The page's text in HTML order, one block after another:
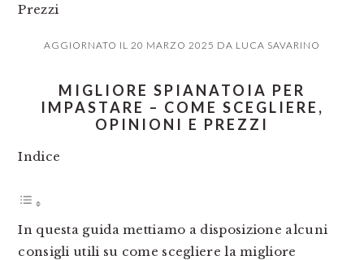
Prezzi
AGGIORNATO IL 20 MARZO 2025 DA LUCA SAVARINO
MIGLIORE SPIANATOIA PER
IMPASTARE – COME SCEGLIERE,
OPINIONI E PREZZI
Indice
In questa guida mettiamo a disposizione alcuni
consigli utili su come scegliere la migliore